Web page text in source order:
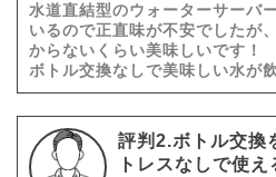
水道直結型のウォーターサーバ
いるので正直味が不安でしたが
からないくらい美味しいです！
ボトル交換なしで美味しい水が
評判2.ボトル交換
トレスなしで使え